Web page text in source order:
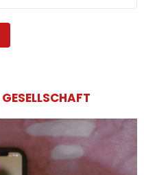
GESELLSCHAFT